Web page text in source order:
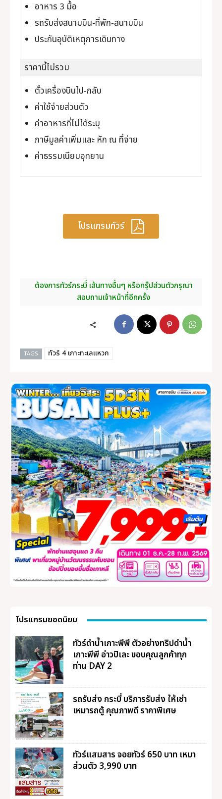
อาหาร 3 มื้อ
รถรับส่งสนามบิน-ที่พัก-สนามบิน
ประกันอุบัติเหตุการเดินทาง
ราคานี้ไม่รวม
ตั๋วเครื่องบินไป-กลับ
ค่าใช้จ่ายส่วนตัว
ค่าอาหารที่ไม่ได้ระบุ
ภาษีมูลค่าเพิ่มและ หัก ณ ที่จ่าย
ค่าธรรมเนียมอุทยาน
โปรแกรมทัวร์
ต้องการทัวร์กระบี่ เส้นทางอื่นๆ หรือกรุ๊ปส่วนตัวกรุณา
สอบถามเจ้าหน้าที่อีกครั้ง
TAGS ทัวร์ 4 เกาะทะเลแหวก
โปรแกรมยอดนิยม
ทัวร์ดำน้ำเกาะพีพี ตัวอย่างทริปดำน้ำ
เกาะพีพี อ่าวปิเละ ขอบคุณลูกค้าทุก
ท่าน DAY 2
รถรับส่ง กระบี่ บริการรับส่ง ให้เช่า
เหมารถตู้ คุณภาพดี ราคาพิเศษ
ทัวร์แสมสาร จอยทัวร์ 650 บาท เหมา
ส่วนตัว 3,990 บาท